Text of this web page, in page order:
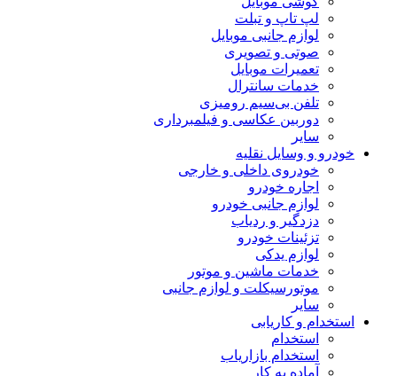
لپ تاپ و تبلت
لوازم جانبی موبایل
صوتی و تصویری
تعمیرات موبایل
خدمات سانترال
تلفن بی‌سیم رومیزی
دوربین عکاسی و فیلمبرداری
سایر
خودرو و وسایل نقلیه
خودروی داخلی و خارجی
اجاره خودرو
لوازم جانبی خودرو
دزدگیر و ردیاب
تزئینات خودرو
لوازم یدکی
خدمات ماشین و موتور
موتورسیکلت و لوازم جانبی
سایر
استخدام و کاریابی
استخدام
استخدام بازاریاب
آماده به کار